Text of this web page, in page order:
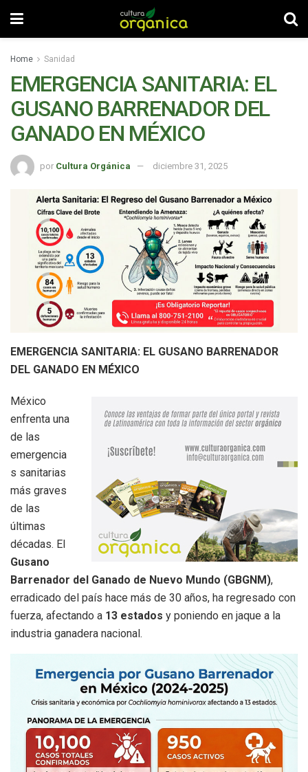
Home Sanidad
EMERGENCIA SANITARIA: EL
GUSANO BARRENADOR DEL
GANADO EN MÉXICO
por Cultura Orgánica diciembre 31, 2025
EMERGENCIA SANITARIA: EL GUSANO BARRENADOR
DEL GANADO EN MÉXICO
México
enfrenta una
de las
emergencia
s sanitarias
más graves
de las
últimas
décadas. El
Gusano
Barrenador del Ganado de Nuevo Mundo (GBGNM),
erradicado del país hace más de 30 años, ha regresado con
fuerza, afectando a 13 estados y poniendo en jaque a la
industria ganadera nacional.